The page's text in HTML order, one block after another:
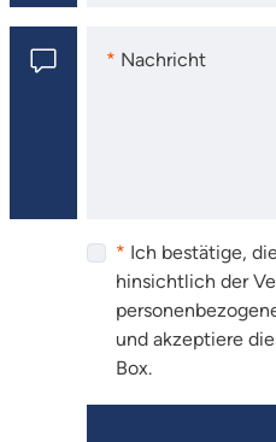
Nachricht Nachricht
Ich bestätige,
hinsichtlich der
und akzeptiere
Box.